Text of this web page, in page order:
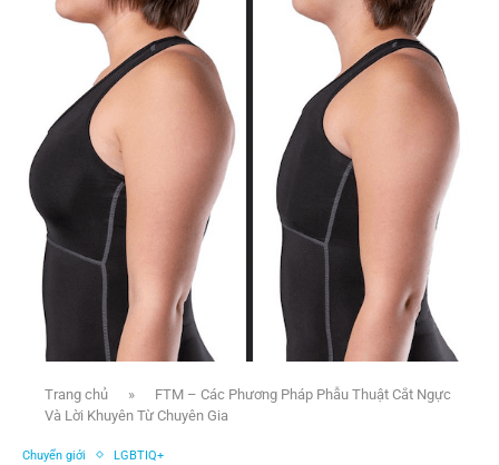
Trang chủ »
FTM – Các Phương Pháp Phẫu Thuật Cắt Ngực
Và Lời Khuyên Từ Chuyên Gia
Chuyển giới LGBTIQ+